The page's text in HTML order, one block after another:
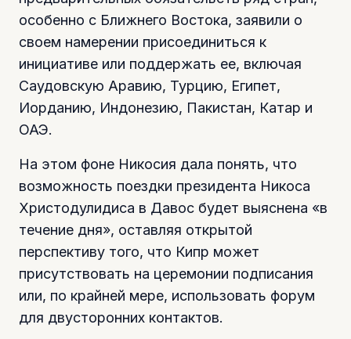
особенно с Ближнего Востока, заявили о
своем намерении присоединиться к
инициативе или поддержать ее, включая
Саудовскую Аравию, Турцию, Египет,
Иорданию, Индонезию, Пакистан, Катар и
ОАЭ.
На этом фоне Никосия дала понять, что
возможность поездки президента Никоса
Христодулидиса в Давос будет выяснена «в
течение дня», оставляя открытой
перспективу того, что Кипр может
присутствовать на церемонии подписания
или, по крайней мере, использовать форум
для двусторонних контактов.